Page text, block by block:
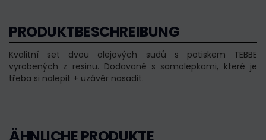
PRODUKTBESCHREIBUNG
Kvalitní set dvou olejových sudů s potiskem TEBBE
vyrobených z resinu. Dodavaně s samolepkami, které je
třeba si nalepit + uzávěr nasadit.
ÄHNLICHE PRODUKTE